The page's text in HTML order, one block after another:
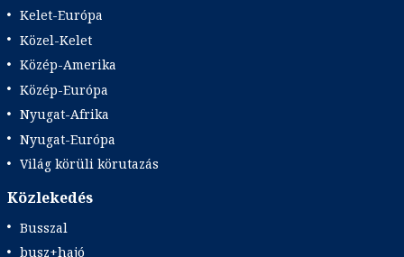
Kelet-Európa
Közel-Kelet
Közép-Amerika
Közép-Európa
Nyugat-Afrika
Nyugat-Európa
Világ körüli körutazás
Közlekedés
Busszal
busz+hajó